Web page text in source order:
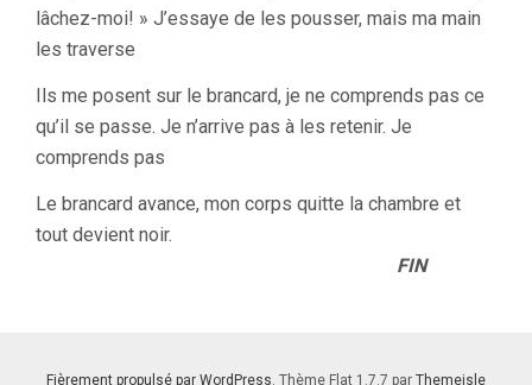
lâchez-moi! » J’essaye de les pousser, mais ma main
les traverse
Ils me posent sur le brancard, je ne comprends pas ce
qu’il se passe. Je n’arrive pas à les retenir. Je
comprends pas
Le brancard avance, mon corps quitte la chambre et
tout devient noir.
FIN
Fièrement propulsé par WordPress. Thème Flat 1.7.7 par Themeisle